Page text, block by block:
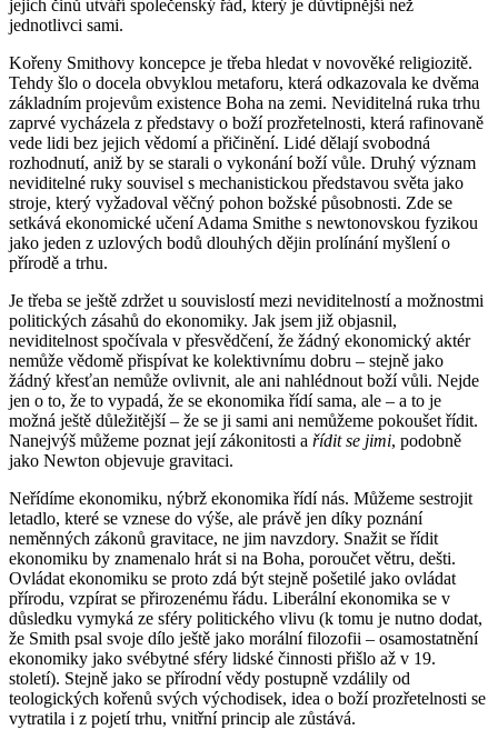
jejich činů utváří společenský řád, který je důvtipnější než
jednotlivci sami.
Kořeny Smithovy koncepce je třeba hledat v novověké religiozitě.
Tehdy šlo o docela obvyklou metaforu, která odkazovala ke dvěma
základním projevům existence Boha na zemi. Neviditelná ruka trhu
zaprvé vycházela z představy o boží prozřetelnosti, která rafinovaně
vede lidi bez jejich vědomí a přičinění. Lidé dělají svobodná
rozhodnutí, aniž by se starali o vykonání boží vůle. Druhý význam
neviditelné ruky souvisel s mechanistickou představou světa jako
stroje, který vyžadoval věčný pohon božské působnosti. Zde se
setkává ekonomické učení Adama Smithe s newtonovskou fyzikou
jako jeden z uzlových bodů dlouhých dějin prolínání myšlení o
přírodě a trhu.
Je třeba se ještě zdržet u souvislostí mezi neviditelností a možnostmi
politických zásahů do ekonomiky. Jak jsem již objasnil,
neviditelnost spočívala v přesvědčení, že žádný ekonomický aktér
nemůže vědomě přispívat ke kolektivnímu dobru – stejně jako
žádný křesťan nemůže ovlivnit, ale ani nahlédnout boží vůli. Nejde
jen o to, že to vypadá, že se ekonomika řídí sama, ale – a to je
možná ještě důležitější – že se ji sami ani nemůžeme pokoušet řídit.
Nanejvýš můžeme poznat její zákonitosti a řídit se jimi, podobně
jako Newton objevuje gravitaci.
Neřídíme ekonomiku, nýbrž ekonomika řídí nás. Můžeme sestrojit
letadlo, které se vznese do výše, ale právě jen díky poznání
neměnných zákonů gravitace, ne jim navzdory. Snažit se řídit
ekonomiku by znamenalo hrát si na Boha, poroučet větru, dešti.
Ovládat ekonomiku se proto zdá být stejně pošetilé jako ovládat
přírodu, vzpírat se přirozenému řádu. Liberální ekonomika se v
důsledku vymyká ze sféry politického vlivu (k tomu je nutno dodat,
že Smith psal svoje dílo ještě jako morální filozofii – osamostatnění
ekonomiky jako svébytné sféry lidské činnosti přišlo až v 19.
století). Stejně jako se přírodní vědy postupně vzdálily od
teologických kořenů svých východisek, idea o boží prozřetelnosti se
vytratila i z pojetí trhu, vnitřní princip ale zůstává.